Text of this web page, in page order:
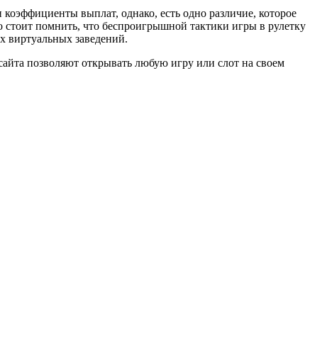
выплат, однако, есть одно различие, которое
помнить, что беспроигрышной тактики игры в рулетку
виртуальных заведений.
позволяют открывать любую игру или слот на своем